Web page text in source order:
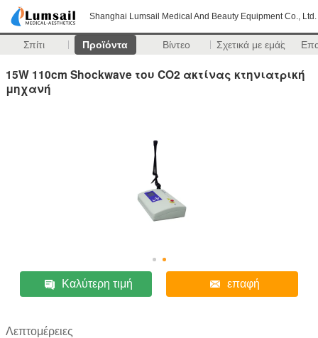
Shanghai Lumsail Medical And Beauty Equipment Co., Ltd.
Σπίτι Προϊόντα Βίντεο Σχετικά με εμάς
15W 110cm Shockwave του CO2 ακτίνας κτηνιατρική
μηχανή
Καλύτερη τιμή επαφή
Λεπτομέρειες